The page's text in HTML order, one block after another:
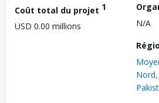
Coût total du projet 1
USD 0.00 millions
N/A